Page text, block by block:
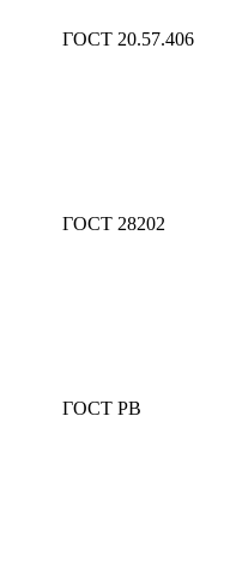
ГОСТ 20.57.406
ГОСТ 28202
ГОСТ РВ